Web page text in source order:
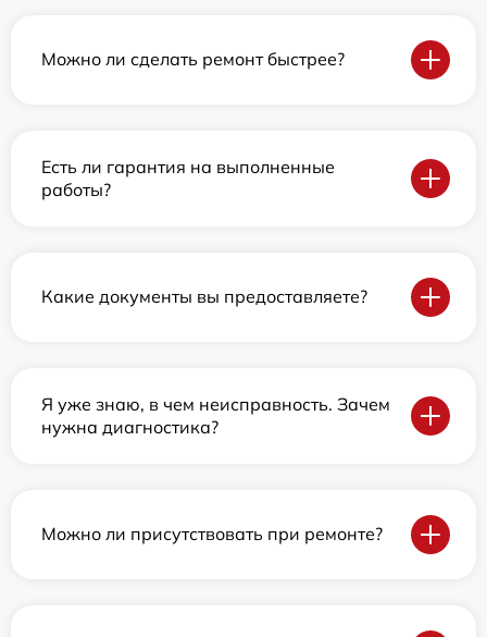
Можно ли сделать ремонт быстрее?
Есть ли гарантия на выполненные
работы?
Какие документы вы предоставляете?
Я уже знаю, в чем неисправность. Зачем
нужна диагностика?
Можно ли присутствовать при ремонте?